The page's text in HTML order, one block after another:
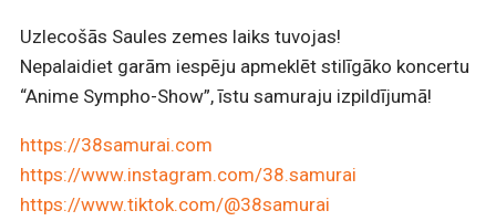
Uzlecošās Saules zemes laiks tuvojas!
Nepalaidiet garām iespēju apmeklēt stilīgāko koncertu
“Anime Sympho-Show”, īstu samuraju izpildījumā!
https://38samurai.com
https://www.instagram.com/38.samurai
https://www.tiktok.com/@38samurai